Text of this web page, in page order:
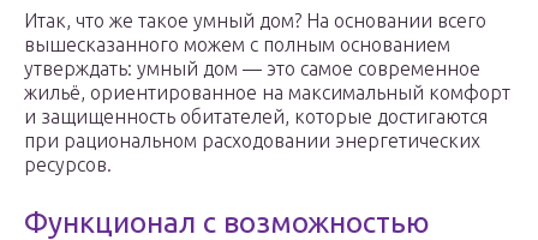
Итак, что же такое умный дом? На основании всего
вышесказанного можем с полным основанием
утверждать: умный дом — это самое современное
жильё, ориентированное на максимальный комфорт
и защищенность обитателей, которые достигаются
при рациональном расходовании энергетических
ресурсов.
Функционал с возможностью